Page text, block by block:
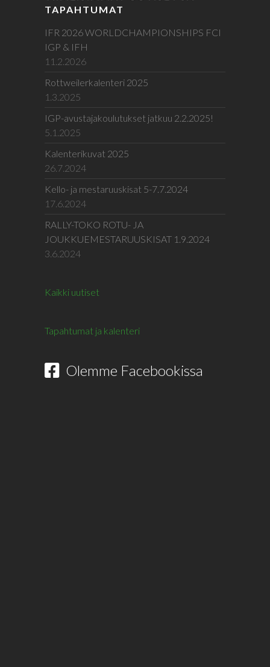
TAPAHTUMAT
IFR 2026 WORLDCHAMPIONSHIPS FCI
IGP & IFH
11.2.2026
Rottweilerkalenteri 2025
1.3.2025
IGP-avustajakoulutukset jatkuu 2.2.2025!
5.1.2025
Kalenterikuvat 2025
26.7.2024
Kello- ja mestaruuskisat 5-7.7.2024
17.6.2024
RALLY-TOKO ROTU- JA
JOUKKUEMESTARUUSKISAT 1.9.2024
3.6.2024
Kaikki uutiset
Tapahtumat ja kalenteri
Olemme Facebookissa